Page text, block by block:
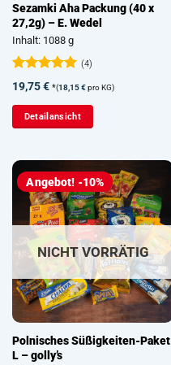
Sezamki Aha Packung (40 x
27,2g) – E. Wedel
Inhalt: 1088 g
Bewertet
mit 5 von
5
(4)
19,75€ *(18,15€pro KG)
Detailansicht
Angebot! -10%
NICHT VORRÄTIG
Polnisches Süßigkeiten-Paket
L – golly’s